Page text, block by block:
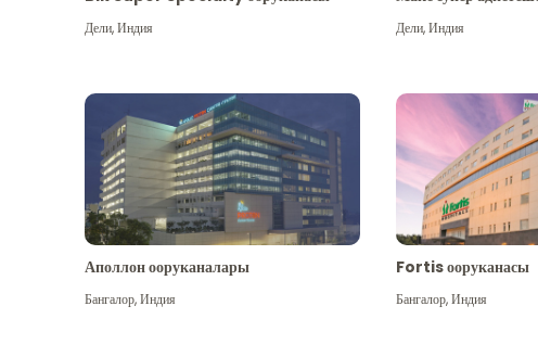
Дели,Индия Дели,Индия
Аполлон ооруканалары
Бангалор,Индия
Fortis ооруканасы
Бангалор,Индия